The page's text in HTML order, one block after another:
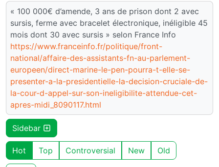
« 100 000€ d’amende, 3 ans de prison dont 2 avec
sursis, ferme avec bracelet électronique, inéligible 45
mois dont 30 avec sursis » selon France Info
https://www.franceinfo.fr/politique/front-
national/affaire-des-assistants-fn-au-parlement-
europeen/direct-marine-le-pen-pourra-t-elle-se-
presenter-a-la-presidentielle-la-decision-cruciale-de-
la-cour-d-appel-sur-son-ineligibilite-attendue-cet-
apres-midi_8090117.html
Sidebar
Hot Top Controversial New Old